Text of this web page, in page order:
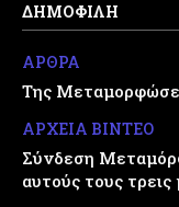
ΔΗΜΟΦΙΛΗ
ΑΡΘΡΑ
Της
ΑΡΧΕΙΑ ΒΙΝΤΕΟ
Σύνδεση
αυτούς τους τρεις